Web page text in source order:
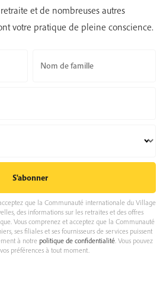
et de nombreuses autres
votre pratique de pleine conscience.
Nom de famille
que la Communauté internationale du Village
des informations sur les retraites et des offres
Vous comprenez et acceptez que la Communauté
ses filiales et ses fournisseurs de services puissent
à notre politique de confidentialité. Vous pouvez
préférences à tout moment.